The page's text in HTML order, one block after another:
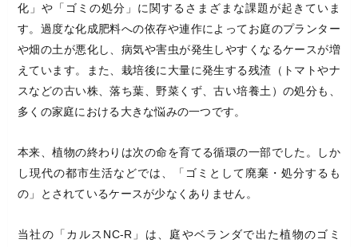
化」や「ゴミの処分」に関するさまざまな課題が起きていま
す。過度な化成肥料への依存や連作によってお庭のプランター
や畑の土が悪化し、病気や害虫が発生しやすくなるケースが増
えています。また、栽培後に大量に発生する残渣（トマトやナ
スなどの古い株、落ち葉、野菜くず、古い培養土）の処分も、
多くの家庭における大きな悩みの一つです。
本来、植物の終わりは次の命を育てる循環の一部でした。しか
し現代の都市生活などでは、「ゴミとして廃棄・処分するも
の」とされているケースが少なくありません。
当社の「カルスNC-R」は、庭やベランダで出た植物のゴミ